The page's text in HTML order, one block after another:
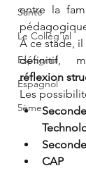
Santé
Le Collég'ial
Espagnol
Espagnol
5ème
entre la
À ce stade, il
définitif,
réflexion
Les
CAP